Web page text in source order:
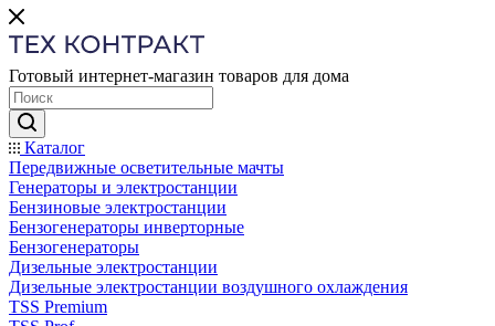
Готовый интернет-магазин товаров для дома
Каталог
Передвижные осветительные мачты
Генераторы и электростанции
Бензиновые электростанции
Бензогенераторы инверторные
Бензогенераторы
Дизельные электростанции
Дизельные электростанции воздушного охлаждения
TSS Premium